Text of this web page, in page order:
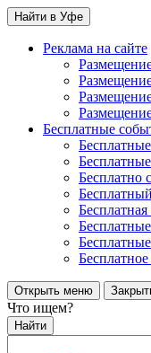
Найти в Уфе
Реклама на сайте
Бесплатные
Бесплатно
Открыть меню
Что ищем?
Найти